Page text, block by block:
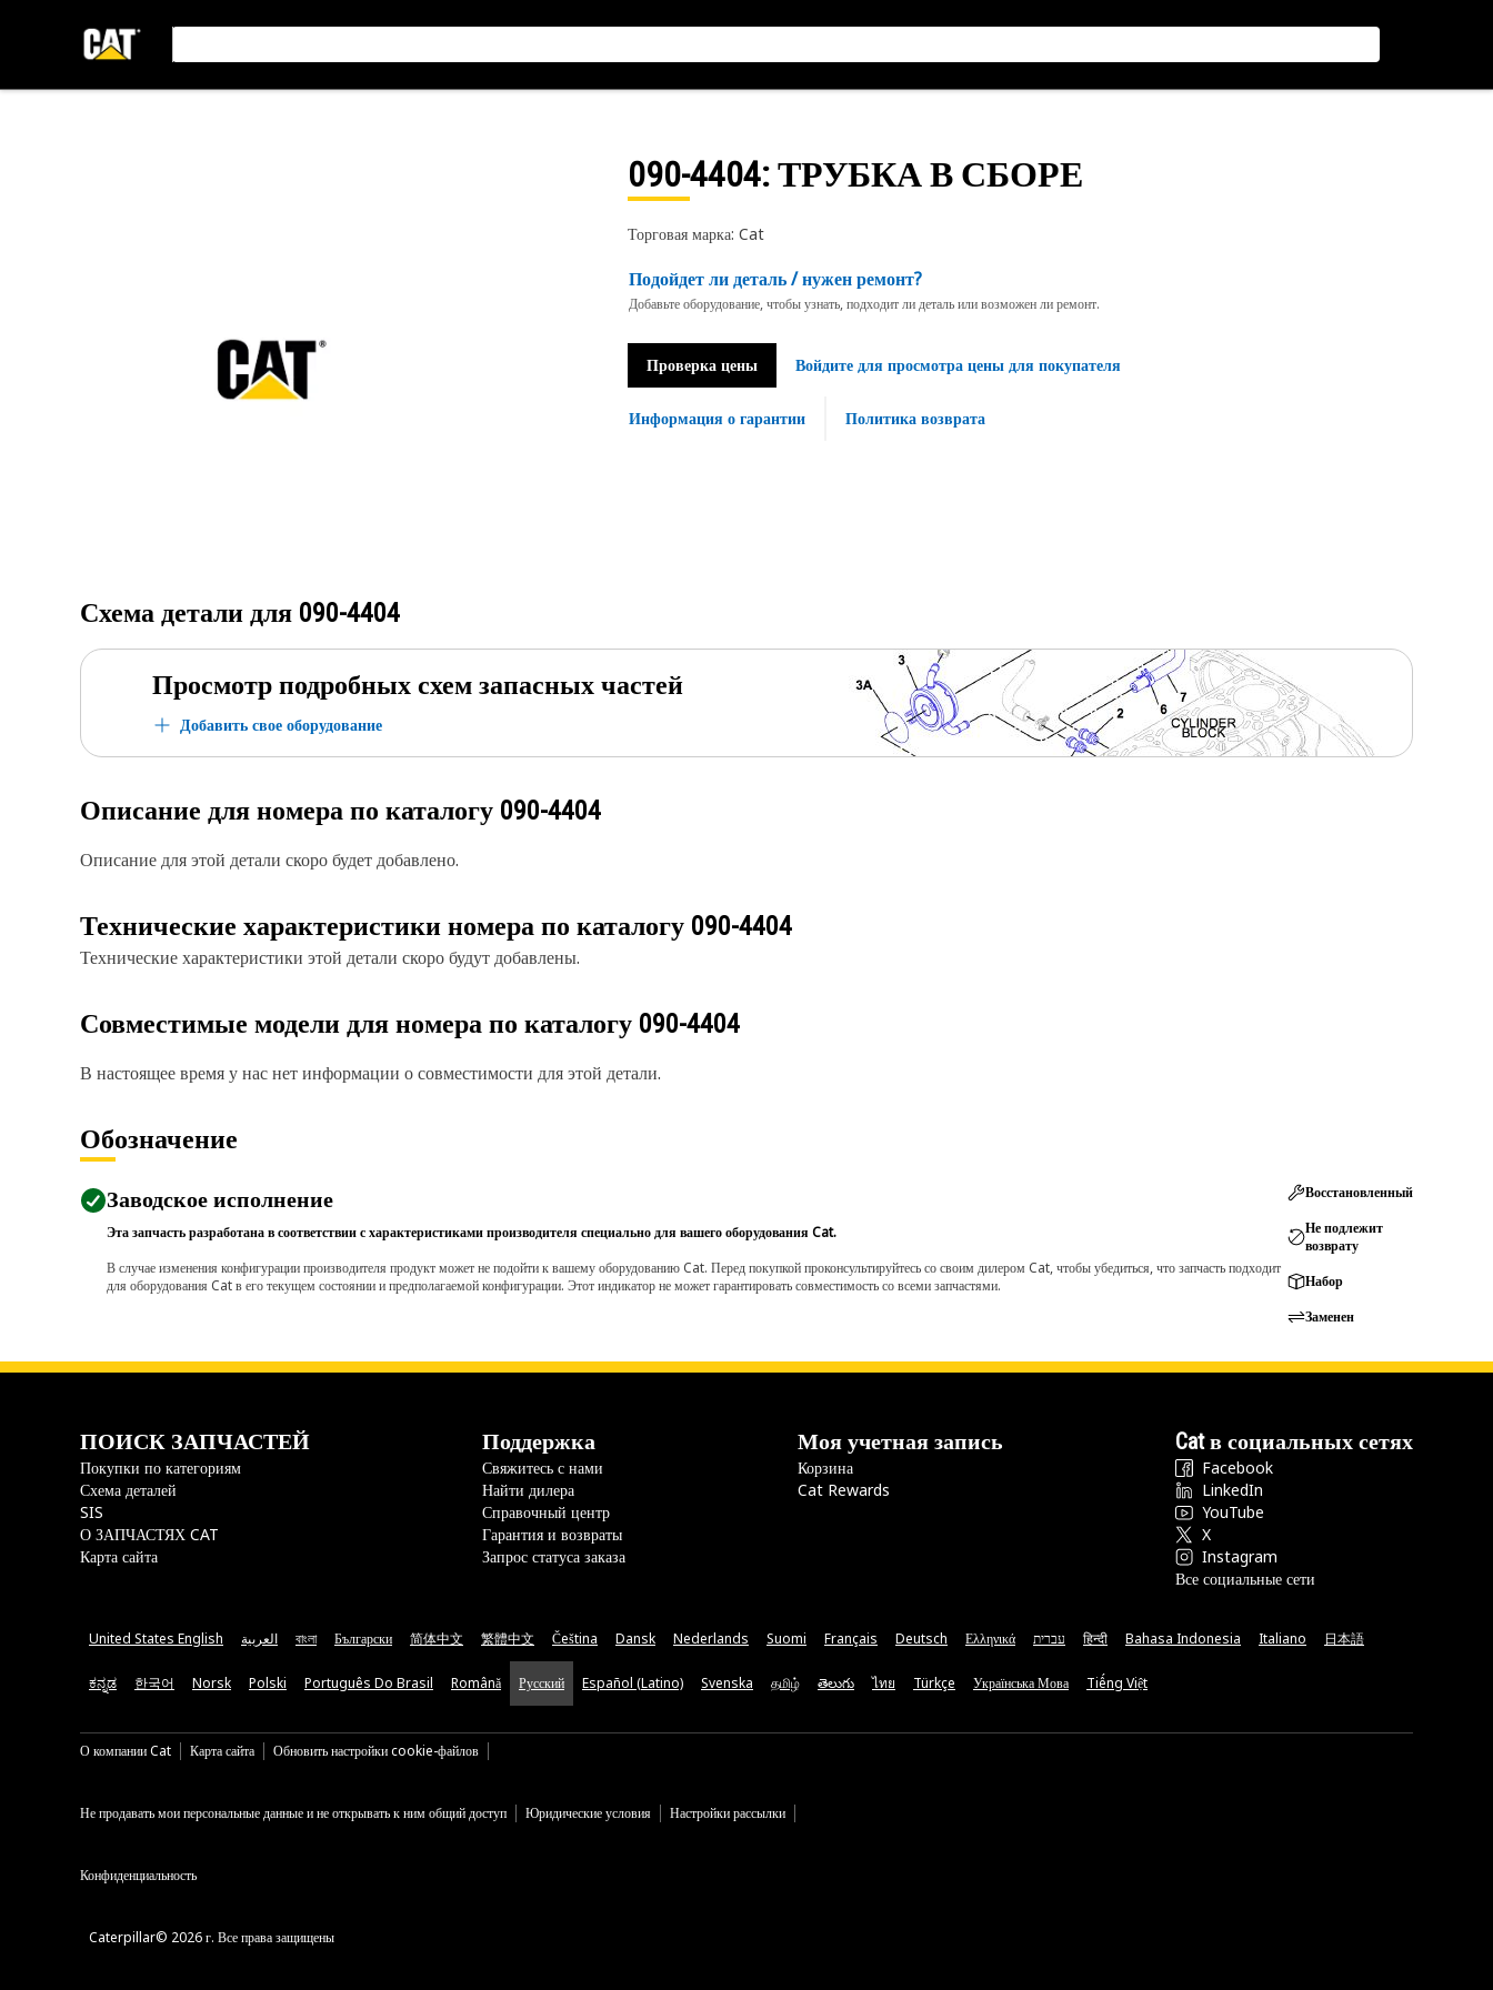
090-4404: ТРУБКА В СБОРЕ
Торговая марка: Cat
Подойдет ли деталь / нужен ремонт?
Добавьте оборудование, чтобы узнать, подходит ли деталь или возможен ли ремонт.
Проверка цены Войдите для просмотра цены для покупателя
Информация о гарантии Политика возврата
Схема детали для 090-4404
Просмотр подробных схем запасных частей
Добавить свое оборудование
Описание для номера по каталогу 090-4404
Описание для этой детали скоро будет добавлено.
Технические характеристики номера по каталогу 090-4404
Технические характеристики этой детали скоро будут добавлены.
Совместимые модели для номера по каталогу 090-4404
В настоящее время у нас нет информации о совместимости для этой детали.
Обозначение
Заводское исполнение
Эта запчасть разработана в соответствии с характеристиками производителя специально для вашего оборудования Cat.
В случае изменения конфигурации производителя продукт может не подойти к вашему оборудованию Cat. Перед покупкой проконсультируйтесь со своим дилером Cat, чтобы убедиться, что запчасть подходит
для оборудования Cat в его текущем состоянии и предполагаемой конфигурации. Этот индикатор не может гарантировать совместимость со всеми запчастями.
Восстановленный
Не подлежит
возврату
Набор
Заменен
ПОИСК ЗАПЧАСТЕЙ
Покупки по категориям
Схема деталей
SIS
О ЗАПЧАСТЯХ CAT
Карта сайта
Поддержка
Свяжитесь с нами
Найти дилера
Справочный центр
Гарантия и возвраты
Запрос статуса заказа
Моя учетная запись
Корзина
Cat Rewards
Cat в социальных сетях
Facebook
LinkedIn
YouTube
X
Instagram
Все социальные сети
United States English العربية বাংলা Български 简体中文 繁體中文 Čeština Dansk Nederlands Suomi Français Deutsch Ελληνικά עברית हिन्दी Bahasa Indonesia Italiano 日本語
ಕನ್ನಡ 한국어 Norsk Polski Português Do Brasil Română Русский Español (Latino) Svenska தமிழ் తెలుగు ไทย Türkçe Українська Мова Tiếng Việt
О компании Cat Карта сайта Обновить настройки cookie-файлов
Не продавать мои персональные данные и не открывать к ним общий доступ Юридические условия Настройки рассылки
Конфиденциальность
Caterpillar© 2026 г. Все права защищены